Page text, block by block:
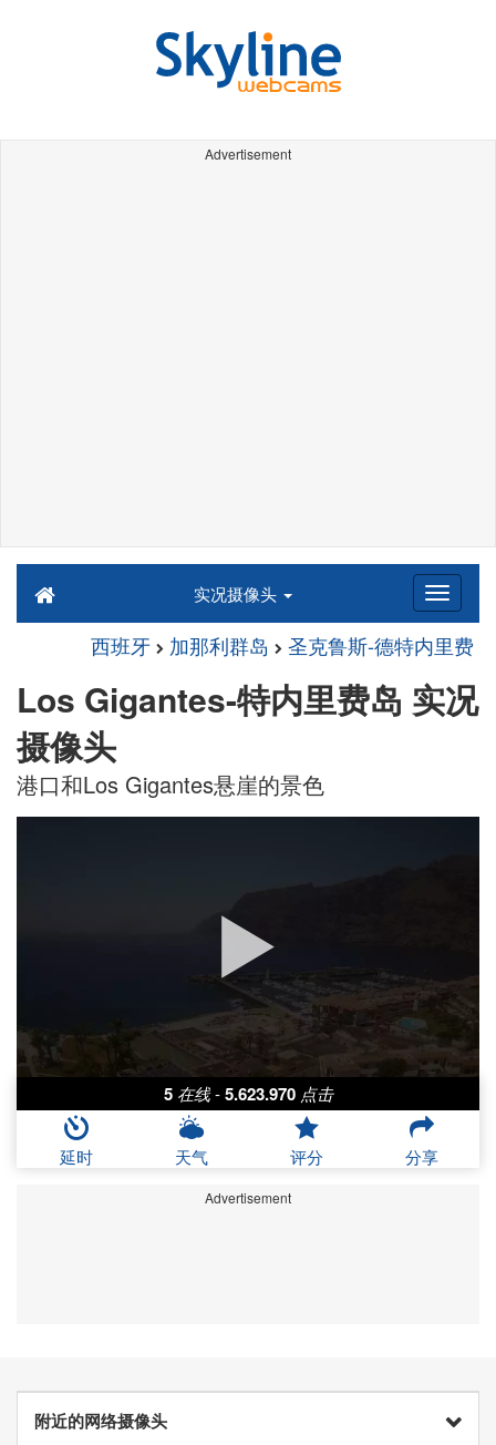
Advertisement
实况摄像头
西班牙 加那利群岛 圣克鲁斯-德特内里费
Los Gigantes-特内里费岛 实况
摄像头
港口和Los Gigantes悬崖的景色
5 在线 - 5.623.970 点击
延时 天气 评分 分享
Advertisement
附近的网络摄像头